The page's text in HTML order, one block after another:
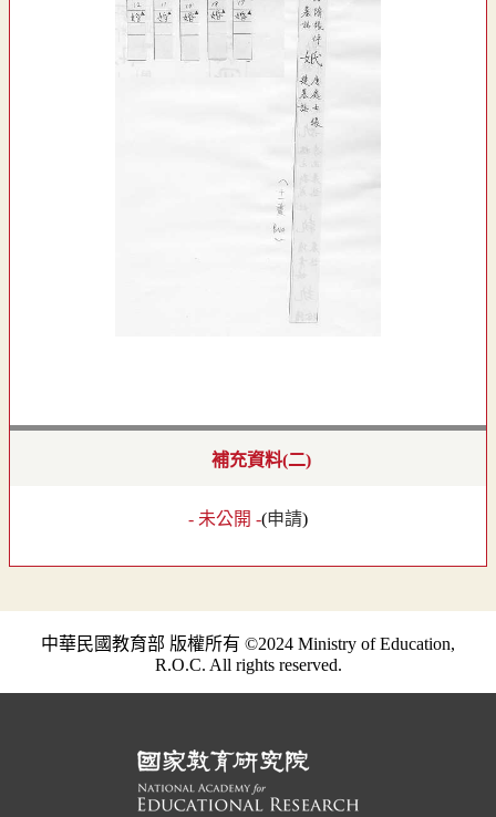
補充資料(二)
- 未公開 -(申請)
中華民國教育部 版權所有 ©2024 Ministry of Education,
R.O.C. All rights reserved.